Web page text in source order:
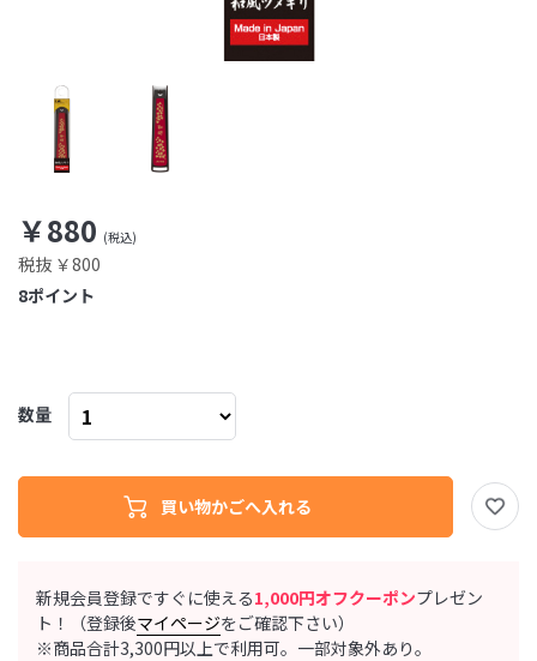
新規会員登録ですぐに使える1,000円オフクーポンプレゼン
ト！（登録後マイページをご確認下さい）
※商品合計3,300円以上で利用可。一部対象外あり。
￥880
税抜 ￥800
ポイント
8
数量